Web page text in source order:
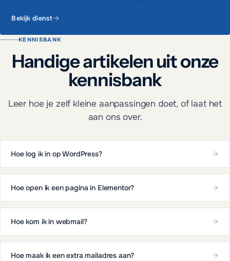
Bekijk dienst
KENNISBANK
Handige artikelen uit onze
kennisbank
Leer hoe je zelf kleine aanpassingen doet, of laat het
aan ons over.
Hoe log ik in op WordPress?
Hoe open ik een pagina in Elementor?
Hoe kom ik in webmail?
Hoe maak ik een extra mailadres aan?